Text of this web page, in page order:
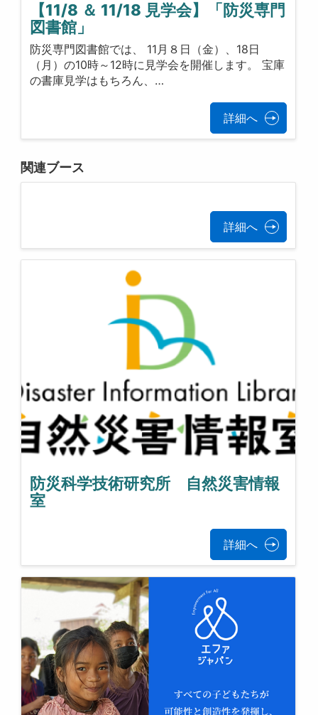
【11/8 ＆ 11/18 見学会】「防災専門
図書館」
防災専門図書館では、 11月８日（金）、18日
（月）の10時～12時に見学会を開催します。 宝庫
の書庫見学はもちろん、…
詳細へ
関連ブース
詳細へ
防災科学技術研究所 自然災害情報
室
詳細へ